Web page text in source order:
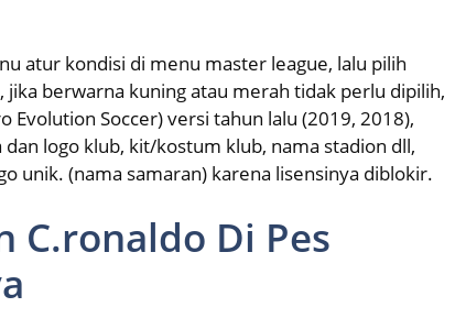
atur kondisi di menu master league, lalu pilih
berwarna kuning atau merah tidak perlu dipilih,
Evolution Soccer) versi tahun lalu (2019, 2018),
logo klub, kit/kostum klub, nama stadion dll,
unik. (nama samaran) karena lisensinya diblokir.
C.ronaldo Di Pes